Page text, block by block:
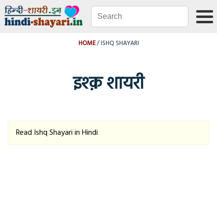
HOME ISHQ SHAYARI
इश्क़ शायरी
Read Ishq Shayari in Hindi